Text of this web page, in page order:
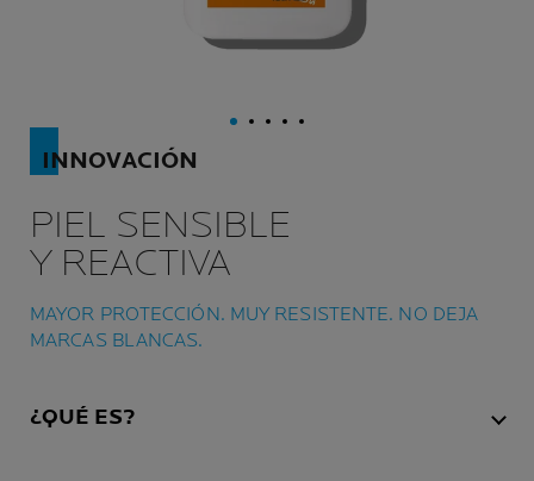
INNOVACIÓN
PIEL SENSIBLE
Y REACTIVA
MAYOR PROTECCIÓN. MUY RESISTENTE. NO DEJA
MARCAS BLANCAS.
¿QUÉ ES?